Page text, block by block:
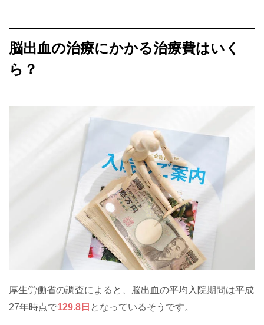
脳出血の治療にかかる治療費はいく
ら？
厚生労働省の調査によると、脳出血の平均入院期間は平成
27年時点で129.8日 となっているそうです。